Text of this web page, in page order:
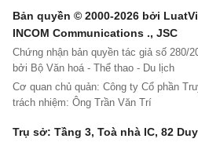
Bản quyền © 2000-2026 bởi
INCOM Communications ., JSC
Chứng nhận bản quyền tác giả số 280/
bởi Bộ Văn hoá - Thể thao - Du lịch
Cơ quan chủ quản: Công ty Cổ phần
trách nhiệm: Ông Trần Văn Trí
Trụ sở: Tầng 3, Toà nhà IC, 82